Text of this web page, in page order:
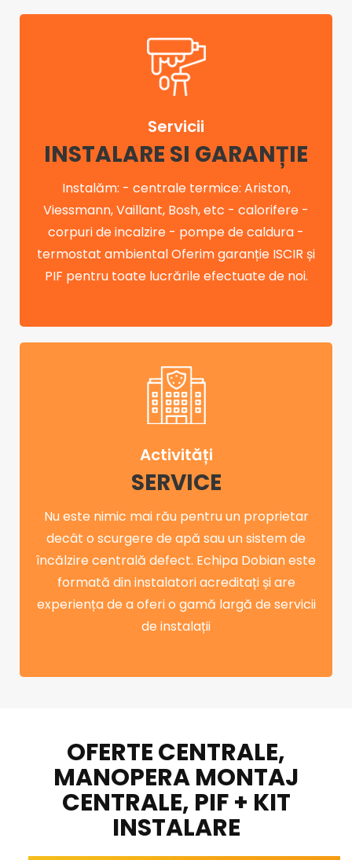
Servicii
INSTALARE SI GARANȚIE
Instalăm: - centrale termice: Ariston,
Viessmann, Vaillant, Bosh, etc - calorifere -
corpuri de incalzire - pompe de caldura -
termostat ambiental Oferim garanție ISCIR și
PIF pentru toate lucrările efectuate de noi.
Activități
SERVICE
Nu este nimic mai rău pentru un proprietar
decât o scurgere de apă sau un sistem de
încălzire centrală defect. Echipa Dobian este
formată din instalatori acreditați și are
experiența de a oferi o gamă largă de servicii
de instalații
OFERTE CENTRALE,
MANOPERA MONTAJ
CENTRALE, PIF + KIT
INSTALARE